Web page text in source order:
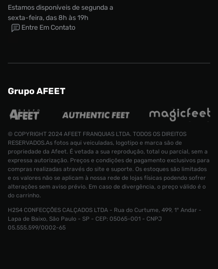
Tênis Puma 180 Unissex
Estamos disponíveis de segunda a
sexta-feira, das 8h às 19h
Entre Em Contato
Grupo AFEET
© COPYRIGHT 2024 AFEET FRANQUIAS LTDA. TODOS OS DIREITOS
RESERVADOS.As fotos aqui veiculadas, logotipo e marca são de
propriedade da Afeet. É vetada a sua reprodução, total ou parcial, sem a
expressa autorização. Preços e condições de pagamento exclusivos para
compras realizadas através do site e suporte. Os estoques são limitados
e os valores não se aplicam à nossa rede de lojas físicas podendo sofrer
alterações sem aviso prévio. Em caso de divergência, o preço válido é o
do carrinho.
H2S4 CONFECÇÕES CALÇADOS LTDA - Rua do Curtume, 499, 1° Andar -
Lapa de Baixo, São Paulo - SP - CEP: 05065-001 - CNPJ
05.555.599/0002-65